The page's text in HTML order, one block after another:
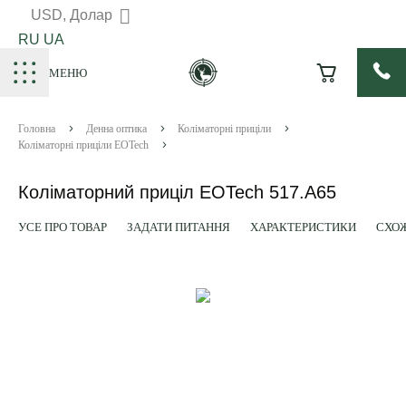
USD, Долар
RU UA
МЕНЮ
Головна Денна оптика
Коліматорні приціли
Коліматорні приціли EOTech
Коліматорний приціл EOTech 517.A65
УСЕ ПРО ТОВАР ЗАДАТИ ПИТАННЯ ХАРАКТЕРИСТИКИ